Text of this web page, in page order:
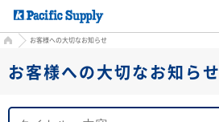
HOMEお客様への大切なお知らせ
お客様への大切なお知らせ